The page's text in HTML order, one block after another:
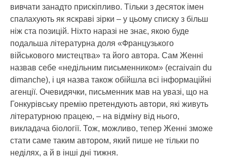
вивчати занадто прискіпливо. Тільки з десяток імен
спалахують як яскраві зірки – у цьому списку з більш
ніж ста позицій. Ніхто наразі не знає, якою буде
подальша літературна доля «Французького
військового мистецтва» та його автора. Сам Женні
назвав себе «недільним письменником» (ecraivain du
dimanche), і ця назва також обійшла всі інформаційні
агенції. Очевидячки, письменник мав на увазі, що на
Гонкурівську премію претендують автори, які живуть
літературною працею, – на відміну від нього,
викладача біології. Тож, можливо, тепер Женні зможе
стати саме таким автором, який пише не тільки по
неділях, а й в інші дні тижня.